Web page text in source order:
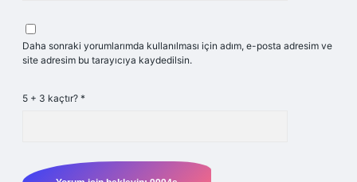
Daha sonraki yorumlarımda kullanılması için adım, e-posta adresim ve
site adresim bu tarayıcıya kaydedilsin.
5 + 3 kaçtır? *